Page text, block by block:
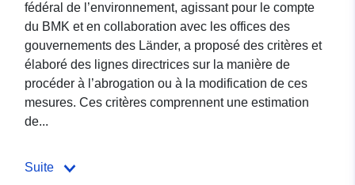
fédéral de l’environnement, agissant pour le compte
du BMK et en collaboration avec les offices des
gouvernements des Länder, a proposé des critères et
élaboré des lignes directrices sur la manière de
procéder à l’abrogation ou à la modification de ces
mesures. Ces critères comprennent une estimation
de...
Suite